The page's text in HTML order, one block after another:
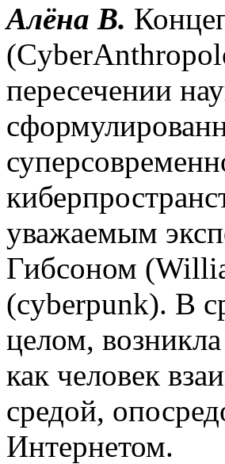
Алёна В.
пересечении
уважаемым
Гибсоном
(cyberpunk). В
целом,
как человек
средой,
Интернетом.